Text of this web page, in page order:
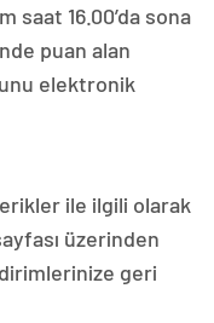
saat 16.00’da sona
puan alan
elektronik
ile ilgili olarak
üzerinden
geri